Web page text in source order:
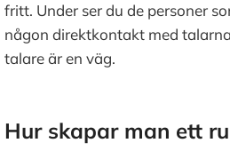
fritt. Under ser du de personer
någon direktkontakt med
talare är en väg.
Hur skapar man ett